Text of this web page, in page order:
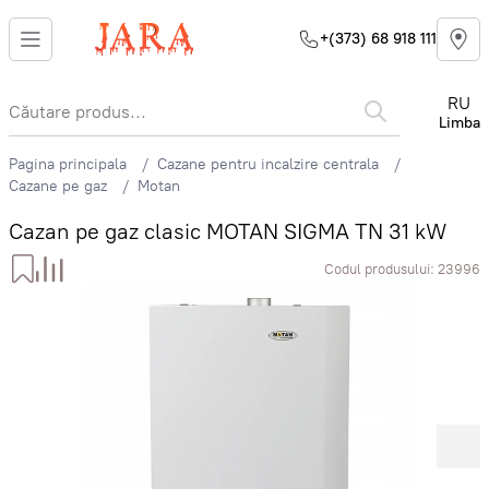
+(373) 68 918 111
RU
Limba
Pagina principala
Cazane pentru incalzire centrala
Cazane pe gaz
Motan
Cazan pe gaz clasic MOTAN SIGMA TN 31 kW
Codul produsului: 23996